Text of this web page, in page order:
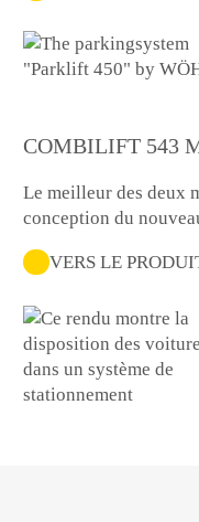
COMBILIFT 543
Le meilleur des deux
conception du
VERS LE